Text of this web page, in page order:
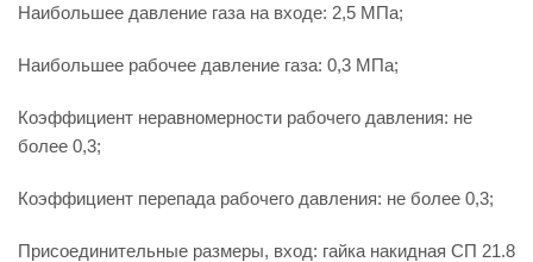
Наибольшее давление газа на входе: 2,5 МПа;
Наибольшее рабочее давление газа: 0,3 МПа;
Коэффициент неравномерности рабочего давления: не
более 0,3;
Коэффициент перепада рабочего давления: не более 0,3;
Присоединительные размеры, вход: гайка накидная СП 21.8